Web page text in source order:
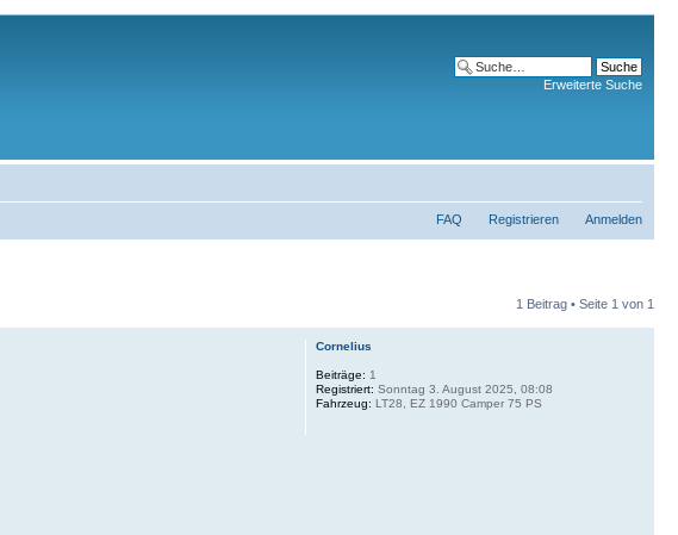
Erweiterte Suche
FAQ Registrieren Anmelden
1 Beitrag • Seite 1 von 1
Cornelius
Beiträge: 1
Registriert: Sonntag 3. August 2025, 08:08
Fahrzeug: LT28, EZ 1990 Camper 75 PS